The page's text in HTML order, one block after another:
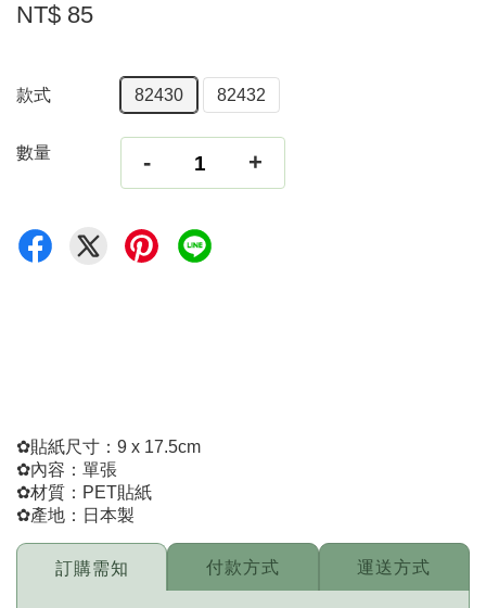
NT$ 85
款式 82430 82432
數量 - +
✿貼紙尺寸：9 x 17.5cm
✿內容：單張
✿材質：PET貼紙
✿產地：日本製
訂購需知 付款方式 運送方式